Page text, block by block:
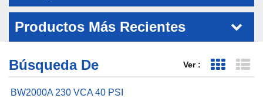
Productos Más Recientes
Búsqueda De Ver : Vista de
BW2000A 230 VCA 40 PSI